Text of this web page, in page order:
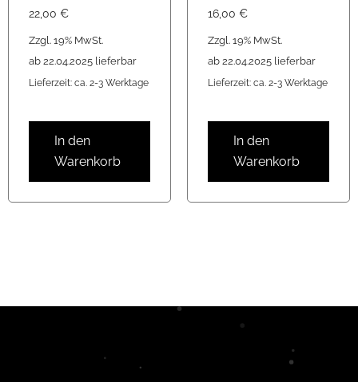
22,00 €
Zzgl. 19% MwSt.
ab 22.04.2025 lieferbar
Lieferzeit: ca. 2-3 Werktage
In den
Warenkorb
16,00 €
Zzgl. 19% MwSt.
ab 22.04.2025 lieferbar
Lieferzeit: ca. 2-3 Werktage
In den
Warenkorb